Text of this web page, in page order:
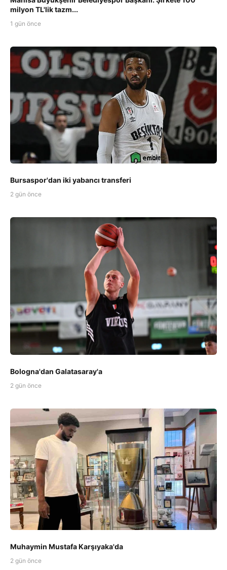
milyon TL'lik tazm...
1 gün önce
Bursaspor'dan iki yabancı transferi
2 gün önce
Bologna'dan Galatasaray'a
2 gün önce
Muhaymin Mustafa Karşıyaka'da
2 gün önce